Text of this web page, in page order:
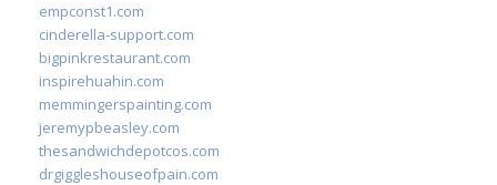
empconst1.com
cinderella-support.com
bigpinkrestaurant.com
inspirehuahin.com
memmingerspainting.com
jeremypbeasley.com
thesandwichdepotcos.com
drgiggleshouseofpain.com